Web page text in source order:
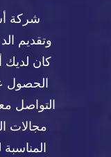
شركة
وتقديم
كان
الحصول
التواصل
مجالات